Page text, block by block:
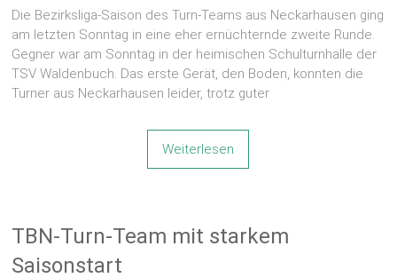
Die Bezirksliga-Saison des Turn-Teams aus Neckarhausen ging
am letzten Sonntag in eine eher ernüchternde zweite Runde.
Gegner war am Sonntag in der heimischen Schulturnhalle der
TSV Waldenbuch. Das erste Gerät, den Boden, konnten die
Turner aus Neckarhausen leider, trotz guter
Weiterlesen
TBN-Turn-Team mit starkem
Saisonstart